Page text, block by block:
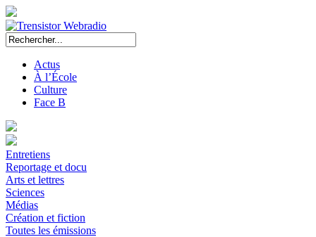
Actus
À l’École
Culture
Face B
Entretiens
Reportage et docu
Arts et lettres
Sciences
Médias
Création et fiction
Toutes les émissions